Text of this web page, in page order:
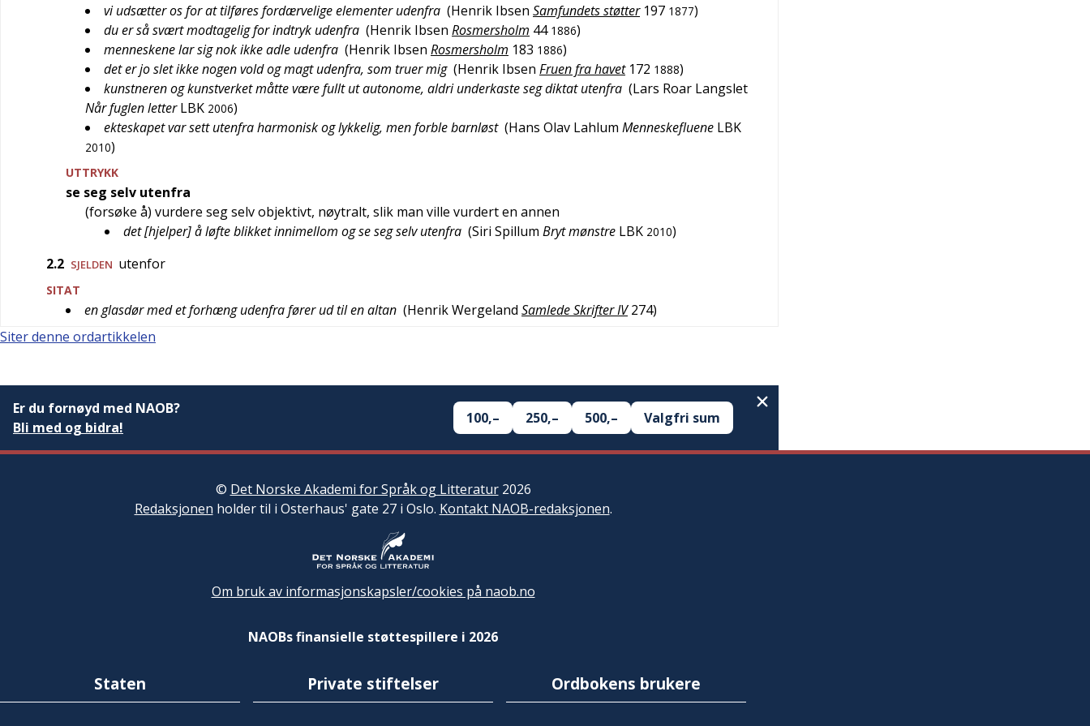
vi udsætter os for at tilføres fordærvelige elementer udenfra (Henrik Ibsen Samfundets støtter 197 1877)
du er så svært modtagelig for indtryk udenfra (Henrik Ibsen Rosmersholm 44 1886)
menneskene lar sig nok ikke adle udenfra (Henrik Ibsen Rosmersholm 183 1886)
det er jo slet ikke nogen vold og magt udenfra, som truer mig (Henrik Ibsen Fruen fra havet 172 1888)
kunstneren og kunstverket måtte være fullt ut autonome, aldri underkaste seg diktat utenfra (Lars Roar Langslet
Når fuglen letter LBK 2006)
ekteskapet var sett utenfra harmonisk og lykkelig, men forble barnløst (Hans Olav Lahlum Menneskefluene LBK
2010)
UTTRYKK
se seg selv utenfra
(forsøke å) vurdere seg selv objektivt, nøytralt, slik man ville vurdert en annen
det [hjelper] å løfte blikket innimellom og se seg selv utenfra (Siri Spillum Bryt mønstre LBK 2010)
2.2 SJELDEN utenfor
SITAT
en glasdør med et forhæng udenfra fører ud til en altan (Henrik Wergeland Samlede Skrifter IV 274)
Siter denne ordartikkelen
Er du fornøyd med NAOB?
Bli med og bidra!
100,– 250,– 500,– Valgfri sum
© Det Norske Akademi for Språk og Litteratur2026
Redaksjonen holder til i Osterhaus' gate 27 i Oslo. Kontakt NAOB-redaksjonen.
Om bruk av informasjonskapsler/cookies på naob.no
NAOBs finansielle støttespillere i 2026
Staten Private stiftelser Ordbokens brukere